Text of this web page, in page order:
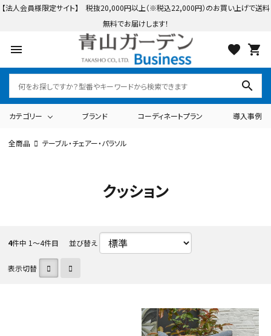
【法人会員様限定サイト】 税抜20,000円以上（※税込22,000円）のお買い上げで送料
無料でお届けします！
menu favorite shopping_cart
search
カテゴリー
テーブル・チェアー・パラソル ライト・イルミネーション
ポーチ・オーニング
ブランド コーディネートプラン 導入事例
ブランドから探す
全商品 テーブル・チェアー・パラソル
クッション
4件中 1〜4件目 並び替え
表示切替